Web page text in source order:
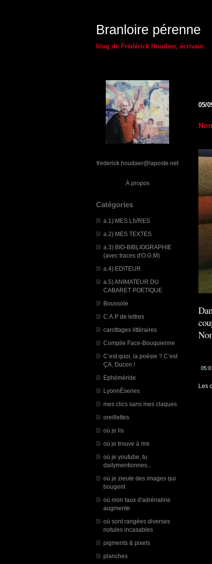
Branloire pérenne
blog de Frédérick Houdaer, écrivain
frederick.houdaer@laposte.net
À propos
Catégories
a.1) MES LIVRES
a.2) MES TEXTES
a.3) BIO-BIBLIOGRAPHIE
(avec traces d'O.G.M)
a.4) EDITEUR
a.5) ANIMATEUR DU
CABARET POETIQUE
Boussole
C.A.P de lettres
carottages littéraires
Compile Face-Bouquienne
C’est quoi, la poésie ? C’est
ÇA, Ducon !
Ephéméride
LyonnÈseries
mes clics sans mes claques
oreillettes
où je lis
où je trouve à rire
où je youtube, tu
dailymentionnes...
où je zieute des images qui
bougent
où mon taux d'adrénaline
augmente
où sont rangées diverses
notules incasables
pigments & pixels
planches
05/
Les